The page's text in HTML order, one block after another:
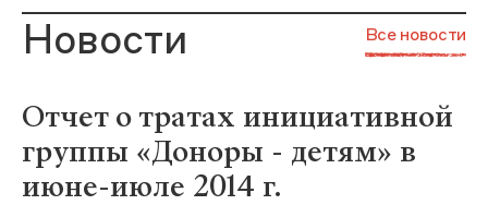
Новости Все новости
Отчет о тратах инициативной
группы «Доноры - детям» в
июне-июле 2014 г.